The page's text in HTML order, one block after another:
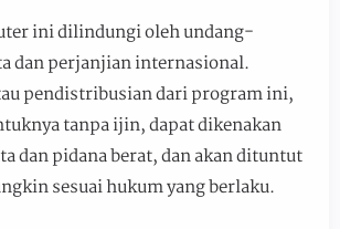
ini dilindungi oleh undang-
dan perjanjian internasional.
pendistribusian dari program ini,
tanpa ijin, dapat dikenakan
dan pidana berat, dan akan dituntut
sesuai hukum yang berlaku.